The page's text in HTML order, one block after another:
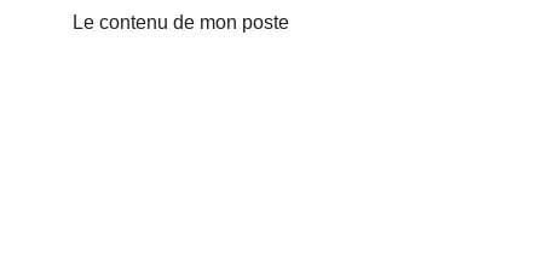
Le contenu de mon poste